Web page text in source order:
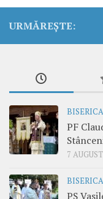
URMĂREȘTE:
PF
7
PS